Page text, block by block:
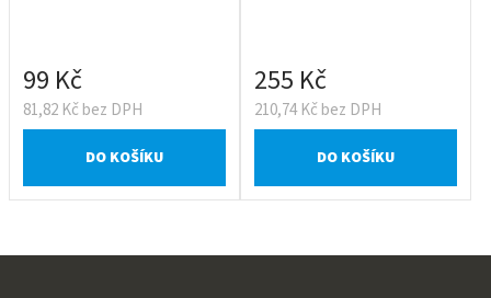
81,82 Kč bez DPH
99 Kč
DO KOŠÍKU
210,74 Kč bez DPH
255 Kč
DO KOŠÍKU